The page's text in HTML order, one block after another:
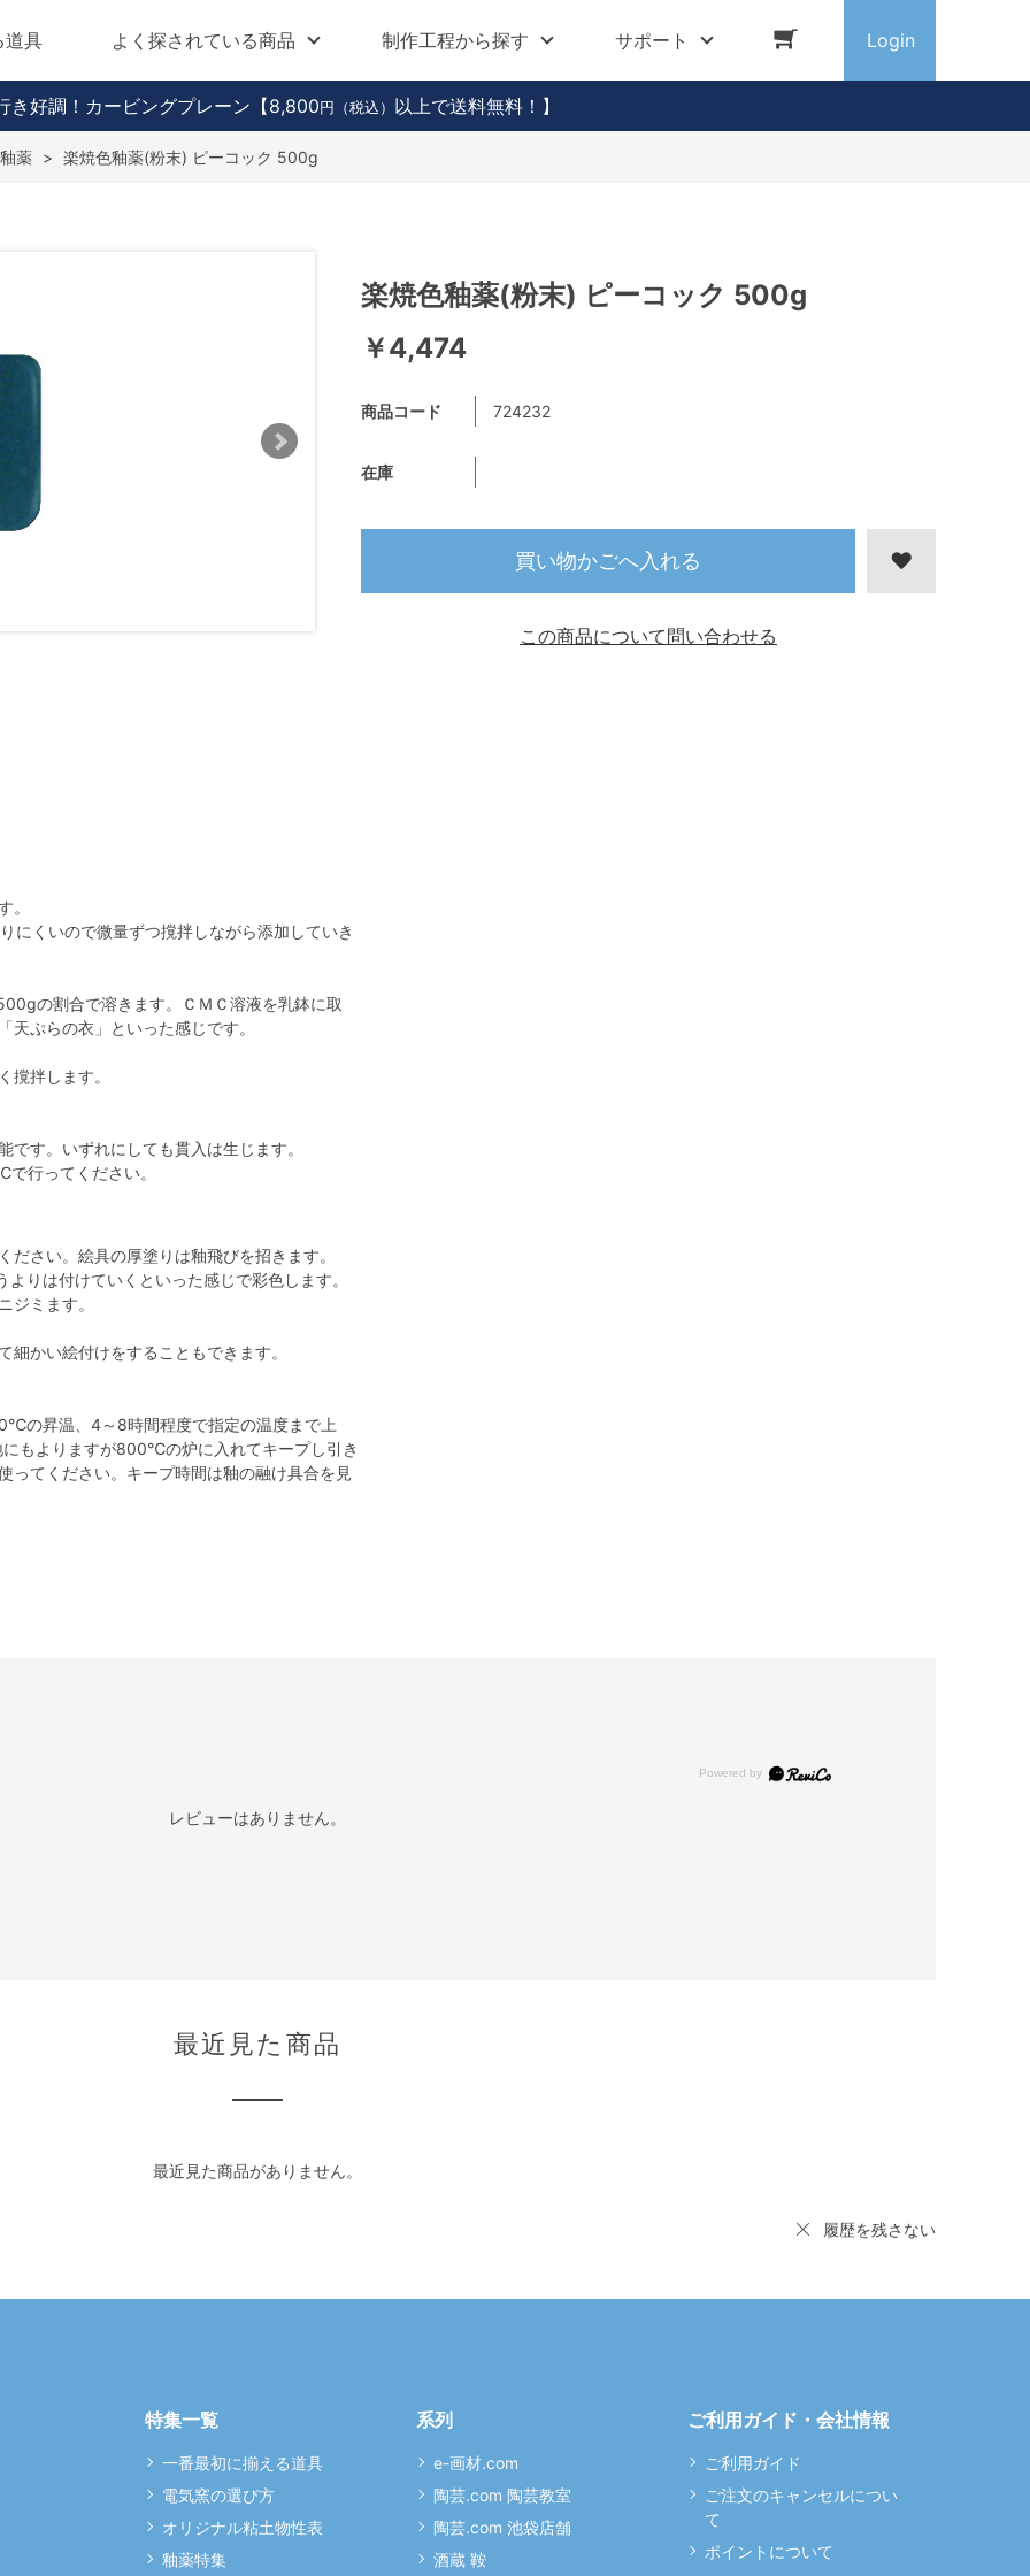
道具 よく探されている商品 制作工程から探す サポート Login
き好調！カービングプレーン 【8,800 円（税込） 以上で送料無料！】
薬 > 楽焼色釉薬(粉末) ピーコック 500g
。
にくいので微量ずつ撹拌しながら添加していき
の割合で溶きます。ＣＭＣ溶液を乳鉢に取
ぷらの衣」といった感じです。
拌します。
す。いずれにしても貫入は生じます。
行ってください。
さい。絵具の厚塗りは釉飛びを招きます。
りは付けていくといった感じで彩色します。
ジミます。
かい絵付けをすることもできます。
の昇温、4～8時間程度で指定の温度まで上
もよりますが800℃の炉に入れてキープし引き
ってください。キープ時間は釉の融け具合を見
楽焼色釉薬(粉末) ピーコック 500g
￥4,474
商品コード 724232
在庫
買い物かごへ入れる
この商品について問い合わせる
レビューはありません。
最近見た商品
最近見た商品がありません。
履歴を残さない
特集一覧
一番最初に揃える道具
電気窯の選び方
オリジナル粘土物性表
釉薬特集
系列
e-画材.com
陶芸.com 陶芸教室
陶芸.com 池袋店舗
酒蔵 鞍
ご利用ガイド・会社情報
ご利用ガイド
ご注文のキャンセルについ
て
ポイントについて